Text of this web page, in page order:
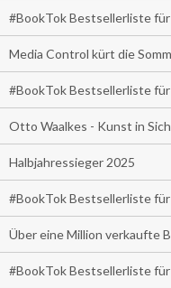
#BookTok Bestsellerliste
Media Control kürt die
#BookTok Bestsellerliste
Otto Waalkes - Kunst in
Halbjahressieger 2025
#BookTok Bestsellerliste
Über eine Million verkaufte
#BookTok Bestsellerliste